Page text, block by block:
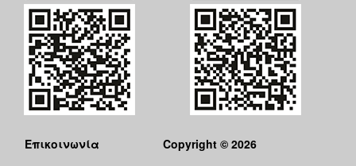
Επικοινωνία
Copyright © 2026